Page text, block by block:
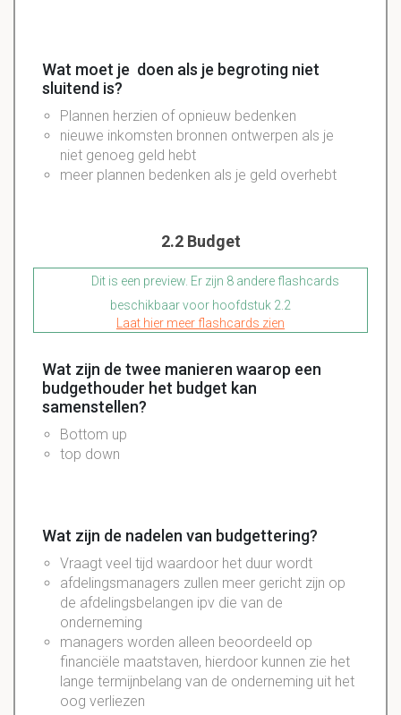
Wat moet je doen als je begroting niet
sluitend is?
Plannen herzien of opnieuw bedenken
nieuwe inkomsten bronnen ontwerpen als je
niet genoeg geld hebt
meer plannen bedenken als je geld overhebt
2.2 Budget
Dit is een preview. Er zijn 8 andere flashcards
beschikbaar voor hoofdstuk 2.2
Laat hier meer flashcards zien
Wat zijn de twee manieren waarop een
budgethouder het budget kan
samenstellen?
Bottom up
top down
Wat zijn de nadelen van budgettering?
Vraagt veel tijd waardoor het duur wordt
afdelingsmanagers zullen meer gericht zijn op
de afdelingsbelangen ipv die van de
onderneming
managers worden alleen beoordeeld op
financiële maatstaven, hierdoor kunnen zie het
lange termijnbelang van de onderneming uit het
oog verliezen